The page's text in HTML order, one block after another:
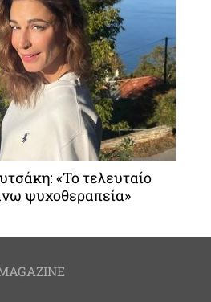
«Το τελευταίο
ψυχοθεραπεία»